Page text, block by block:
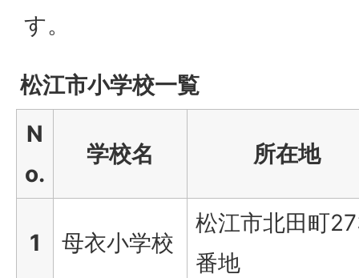
す。
松江市小学校一覧
N
o.
学校名 所在地
1 母衣小学校
松江市北田町
番地